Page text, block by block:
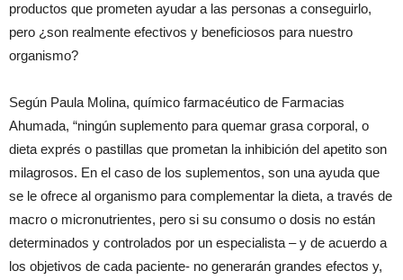
productos que prometen ayudar a las personas a conseguirlo,
pero ¿son realmente efectivos y beneficiosos para nuestro
organismo?
Según Paula Molina, químico farmacéutico de Farmacias
Ahumada, “ningún suplemento para quemar grasa corporal, o
dieta exprés o pastillas que prometan la inhibición del apetito son
milagrosos. En el caso de los suplementos, son una ayuda que
se le ofrece al organismo para complementar la dieta, a través de
macro o micronutrientes, pero si su consumo o dosis no están
determinados y controlados por un especialista – y de acuerdo a
los objetivos de cada paciente- no generarán grandes efectos y,